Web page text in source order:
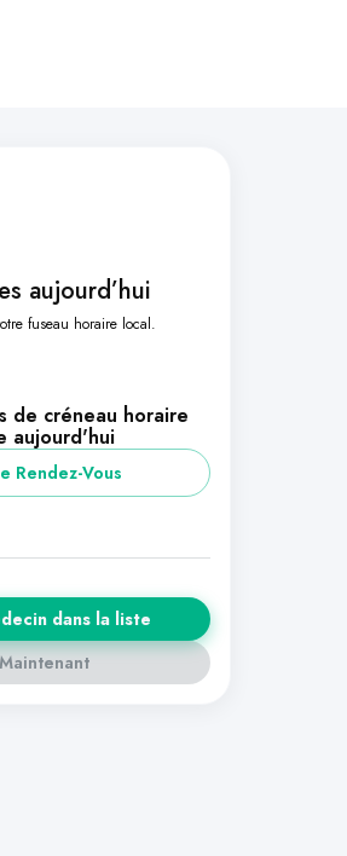
aujourd’hui
fuseau horaire local.
de créneau horaire
aujourd'hui
Rendez-Vous
dans la liste